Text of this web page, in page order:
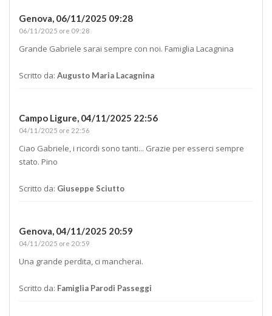
Genova, 06/11/2025 09:28
06/11/2025 ore 09:28
Grande Gabriele sarai sempre con noi. Famiglia Lacagnina
Scritto da: Augusto Maria Lacagnina
Campo Ligure, 04/11/2025 22:56
04/11/2025 ore 22:56
Ciao Gabriele, i ricordi sono tanti... Grazie per esserci sempre
stato. Pino
Scritto da: Giuseppe Sciutto
Genova, 04/11/2025 20:59
04/11/2025 ore 20:59
Una grande perdita, ci mancherai.
Scritto da: Famiglia Parodi Passeggi